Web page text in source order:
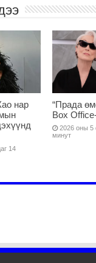
нар
14
“Прада
Box
2026 оны 5
минут